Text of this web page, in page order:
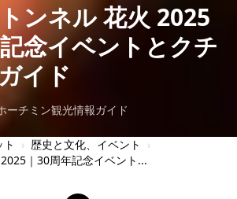
ンネル 花火 2025
念イベントとクチ
イド
ーチミン観光情報ガイド
› 歴史と文化、イベント
›
｜30周年記念イベント...